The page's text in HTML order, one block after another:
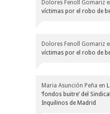
Dolores Fenoll Gomariz
víctimas por el robo de
Dolores Fenoll Gomariz
víctimas por el robo de
Maria Asunción Peña en
‘fondos buitre’ del
Inquilinos de Madrid